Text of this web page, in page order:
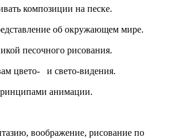
композиции на песке.
об окружающем мире.
песочного рисования.
цвето- и свето-видения.
анимации.
воображение, рисование по